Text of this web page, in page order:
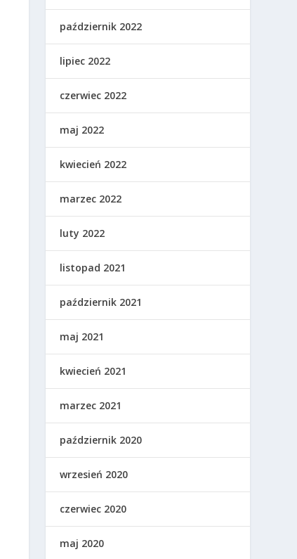
październik 2022
lipiec 2022
czerwiec 2022
maj 2022
kwiecień 2022
marzec 2022
luty 2022
listopad 2021
październik 2021
maj 2021
kwiecień 2021
marzec 2021
październik 2020
wrzesień 2020
czerwiec 2020
maj 2020